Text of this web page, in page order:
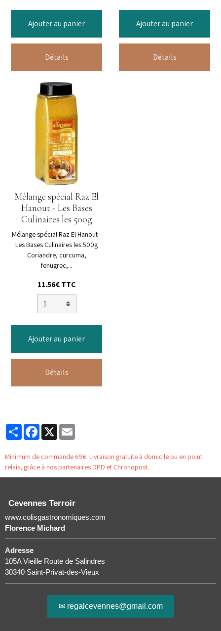
Ajouter au panier
Détails
Ajouter au panier
Détails
Mélange spécial Raz El
Hanout - Les Bases
Culinaires les 500g
Mélange spécial Raz El Hanout -
Les Bases Culinaires les 500g
Coriandre, curcuma,
fenugrec,...
11.56€ TTC
Ajouter au panier
Détails
PartagerFacebook
X
Minimum de commande 69€. Livraison gratuite à domicile ou en point
relais, grâce à nos partenaires DPD et Chronopost.
Cevennes Terroir
www.colisgastronomiques.com
Florence Michard
Adresse
105A Vieille Route de Salindres
30340 Saint-Privat-des-Vieux
✉ regalcevennes@gmail.com